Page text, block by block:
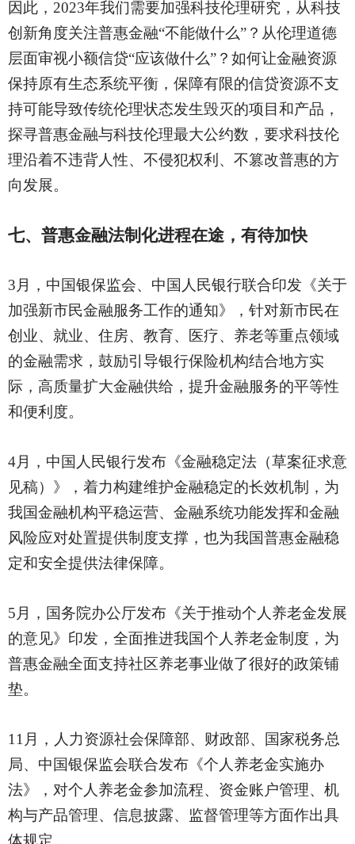
因此， 2023年我们需要加强科技伦理研究，从科技
创新角度关注普惠金融“不能做什么”？从伦理道德
层面审视小额信贷“应该做什么”？如何让金融资源
保持原有生态系统平衡，保障有限的信贷资源不支
持可能导致传统伦理状态发生毁灭的项目和产品，
探寻普惠金融与科技伦理最大公约数，要求科技伦
理沿着不违背人性、不侵犯权利、不篡改普惠的方
向发展。
七、普惠金融法制化进程在途，有待加快
3月，中国银保监会、中国人民银行联合印发《关于
加强新市民金融服务工作的通知》，针对新市民在
创业、就业、住房、教育、医疗、养老等重点领域
的金融需求，鼓励引导银行保险机构结合地方实
际，高质量扩大金融供给，提升金融服务的平等性
和便利度。
4月，中国人民银行发布《金融稳定法（草案征求意
见稿）》，着力构建维护金融稳定的长效机制，为
我国金融机构平稳运营、金融系统功能发挥和金融
风险应对处置提供制度支撑，也为我国普惠金融稳
定和安全提供法律保障。
5月，国务院办公厅发布《关于推动个人养老金发展
的意见》印发，全面推进我国个人养老金制度，为
普惠金融全面支持社区养老事业做了很好的政策铺
垫。
11月，人力资源社会保障部、财政部、国家税务总
局、中国银保监会联合发布《个人养老金实施办
法》，对个人养老金参加流程、资金账户管理、机
构与产品管理、信息披露、监督管理等方面作出具
体规定。